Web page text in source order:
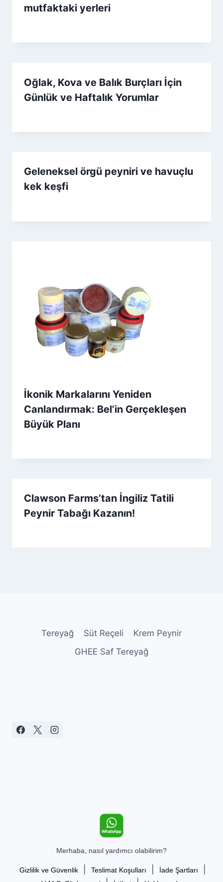
mutfaktaki yerleri
Oğlak, Kova ve Balık Burçları İçin
Günlük ve Haftalık Yorumlar
Geleneksel örgü peyniri ve havuçlu
kek keşfi
İkonik Markalarını Yeniden
Canlandırmak: Bel’in Gerçekleşen
Büyük Planı
Clawson Farms’tan İngiliz Tatili
Peynir Tabağı Kazanın!
Tereyağ Süt Reçeli
Krem Peynir
GHEE Saf Tereyağ
Merhaba, nasıl yardımcı olabilirim?
Gizlilik ve Güvenlik Teslimat Koşulları İade Şartları